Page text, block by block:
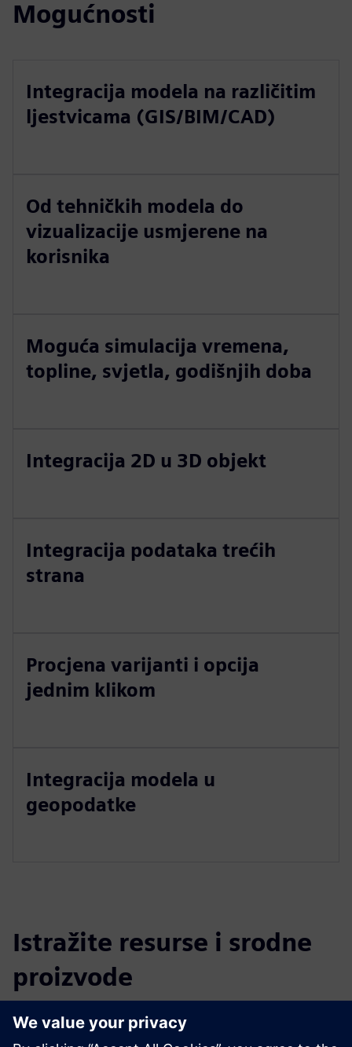
Mogućnosti
Integracija modela na različitim
ljestvicama (GIS/BIM/CAD)
Od tehničkih modela do
vizualizacije usmjerene na
korisnika
Moguća simulacija vremena,
topline, svjetla, godišnjih doba
Integracija 2D u 3D objekt
Integracija podataka trećih
strana
Procjena varijanti i opcija
jednim klikom
Integracija modela u
geopodatke
Istražite resurse i srodne
proizvode
Dodatne informacije i resursi